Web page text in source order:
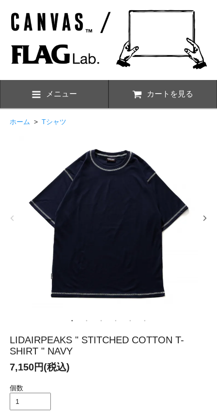
メニュー カートを見る
ホーム > Tシャツ
LIDAIRPEAKS " STITCHED COTTON T-
SHIRT " NAVY
7,150円(税込)
個数